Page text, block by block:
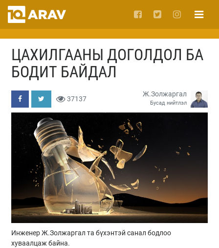
ЦАХИЛГААНЫ ДОГОЛДОЛ БА
БОДИТ БАЙДАЛ
37137
Ж.Золжаргал
Бусад нийтлэл
Инженер Ж.Золжаргал та бүхэнтэй санал бодлоо
хуваалцаж байна.